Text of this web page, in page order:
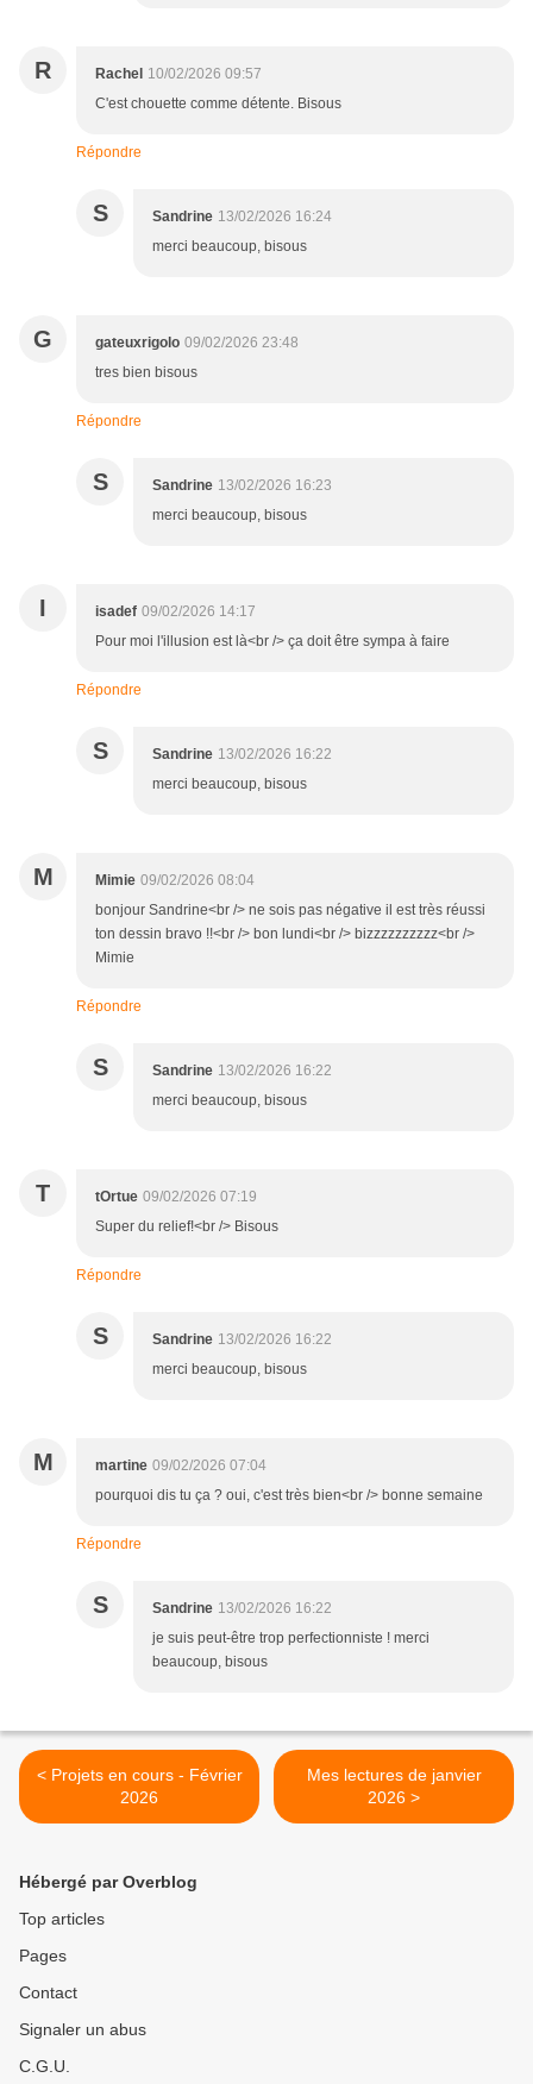
R Rachel 10/02/2026 09:57
C'est chouette comme détente. Bisous
Répondre
S Sandrine 13/02/2026 16:24
merci beaucoup, bisous
G gateuxrigolo 09/02/2026 23:48
tres bien bisous
Répondre
S Sandrine 13/02/2026 16:23
merci beaucoup, bisous
I isadef 09/02/2026 14:17
Pour moi l'illusion est là<br /> ça doit être sympa à faire
Répondre
S Sandrine 13/02/2026 16:22
merci beaucoup, bisous
M Mimie 09/02/2026 08:04
bonjour Sandrine<br /> ne sois pas négative il est très réussi
ton dessin bravo !!<br /> bon lundi<br /> bizzzzzzzzzz<br />
Mimie
Répondre
S Sandrine 13/02/2026 16:22
merci beaucoup, bisous
T tOrtue 09/02/2026 07:19
Super du relief!<br /> Bisous
Répondre
S Sandrine 13/02/2026 16:22
merci beaucoup, bisous
M martine 09/02/2026 07:04
pourquoi dis tu ça ? oui, c'est très bien<br /> bonne semaine
Répondre
S Sandrine 13/02/2026 16:22
je suis peut-être trop perfectionniste ! merci
beaucoup, bisous
< Projets en cours - Février
2026
Mes lectures de janvier
2026 >
Hébergé par Overblog
Top articles
Pages
Contact
Signaler un abus
C.G.U.